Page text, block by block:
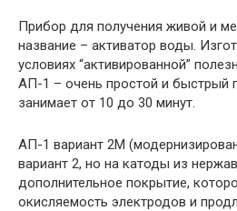
Прибор для получения живой и
название – активатор воды.
условиях “активированной”
АП-1 – очень простой и быстрый
занимает от 10 до 30 минут.
АП-1 вариант 2М
вариант 2, но на катоды из
дополнительное покрытие,
окисляемость электродов и